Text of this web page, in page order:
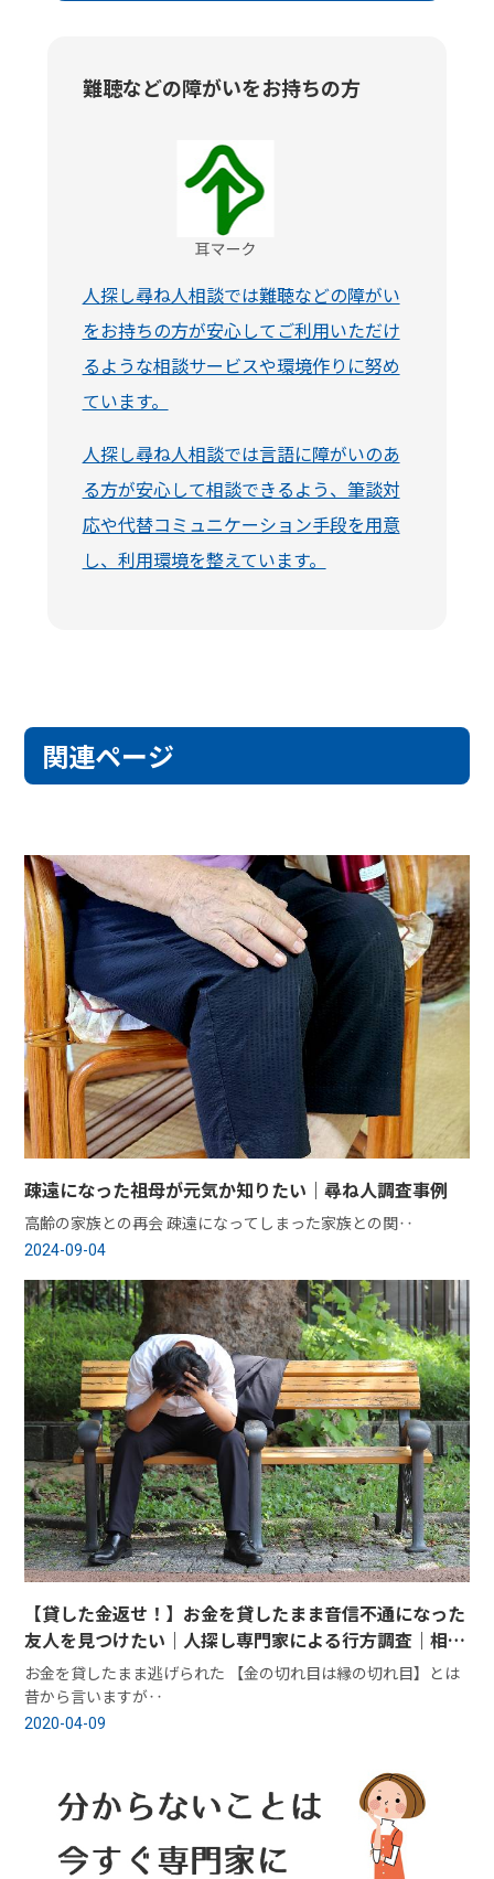
難聴などの障がいをお持ちの方
人探し尋ね人相談では難聴などの障がい
をお持ちの方が安心してご利用いただけ
るような相談サービスや環境作りに努め
ています。
人探し尋ね人相談では言語に障がいのあ
る方が安心して相談できるよう、筆談対
応や代替コミュニケーション手段を用意
し、利用環境を整えています。
関連ページ
疎遠になった祖母が元気か知りたい｜尋ね人調査事例
高齢の家族との再会 疎遠になってしまった家族との関‥
2024-09-04
【貸した金返せ！】お金を貸したまま音信不通になった
友人を見つけたい｜人探し専門家による行方調査｜相談
事例
お金を貸したまま逃げられた 【金の切れ目は縁の切れ目】とは
昔から言いますが‥
2020-04-09